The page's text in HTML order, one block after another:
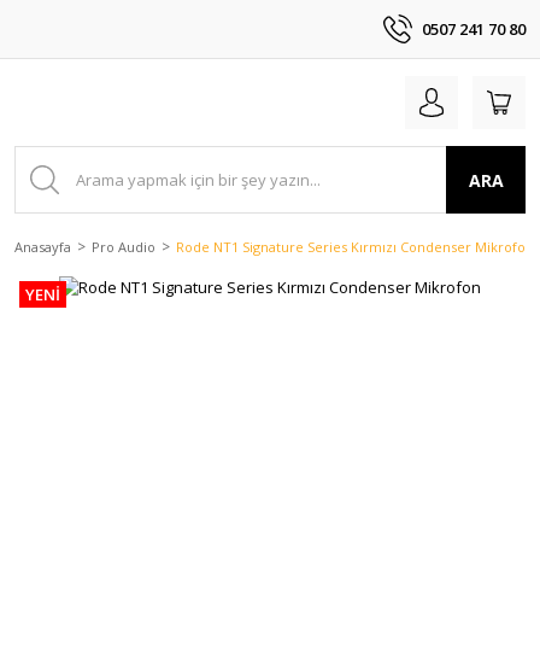
0507 241 70 80
ARA
Anasayfa Pro Audio Rode NT1 Signature Series Kırmızı Condenser Mikrofon
YENİ